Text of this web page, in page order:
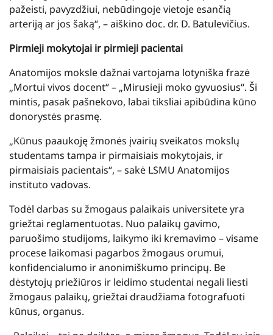
pažeisti, pavyzdžiui, nebūdingoje vietoje esančią
arteriją ar jos šaką“, – aiškino doc. dr. D. Batulevičius.
Pirmieji mokytojai ir pirmieji pacientai
Anatomijos moksle dažnai vartojama lotyniška frazė
„Mortui vivos docent“ – „Mirusieji moko gyvuosius“. Ši
mintis, pasak pašnekovo, labai tiksliai apibūdina kūno
donorystės prasmę.
„Kūnus paaukoję žmonės įvairių sveikatos mokslų
studentams tampa ir pirmaisiais mokytojais, ir
pirmaisiais pacientais“, – sakė LSMU Anatomijos
instituto vadovas.
Todėl darbas su žmogaus palaikais universitete yra
griežtai reglamentuotas. Nuo palaikų gavimo,
paruošimo studijoms, laikymo iki kremavimo – visame
procese laikomasi pagarbos žmogaus orumui,
konfidencialumo ir anonimiškumo principų. Be
dėstytojų priežiūros ir leidimo studentai negali liesti
žmogaus palaikų, griežtai draudžiama fotografuoti
kūnus, organus.